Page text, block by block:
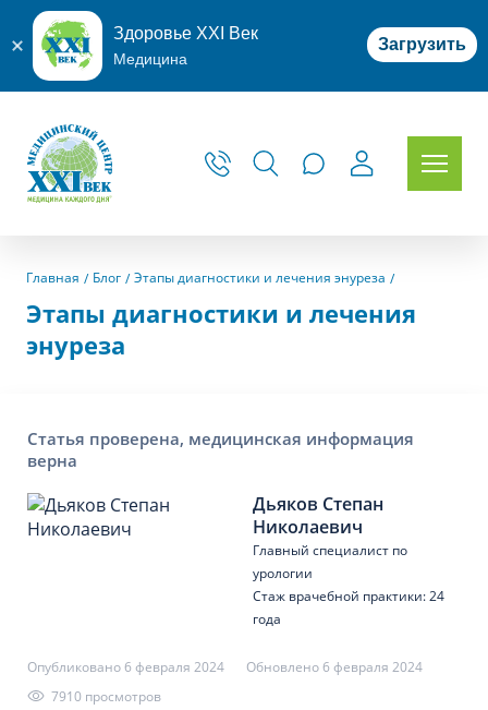
Здоровье XXI Век
Медицина
Загрузить
Главная Блог Этапы диагностики и лечения энуреза
Этапы диагностики и лечения
энуреза
Статья проверена, медицинская информация
верна
Дьяков Степан
Николаевич
Главный специалист по
урологии
Стаж врачебной практики: 24
года
Опубликовано 6 февраля 2024
Обновлено 6 февраля 2024
7910 просмотров